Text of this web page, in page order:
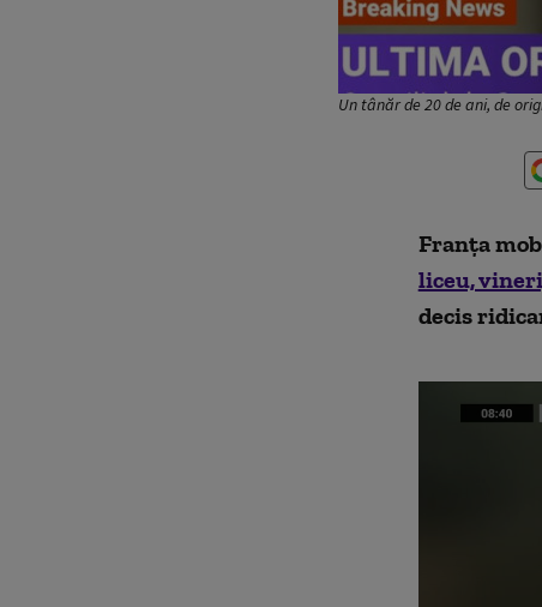
Un tânăr de 20 de ani, de
Franța
liceu,
decis